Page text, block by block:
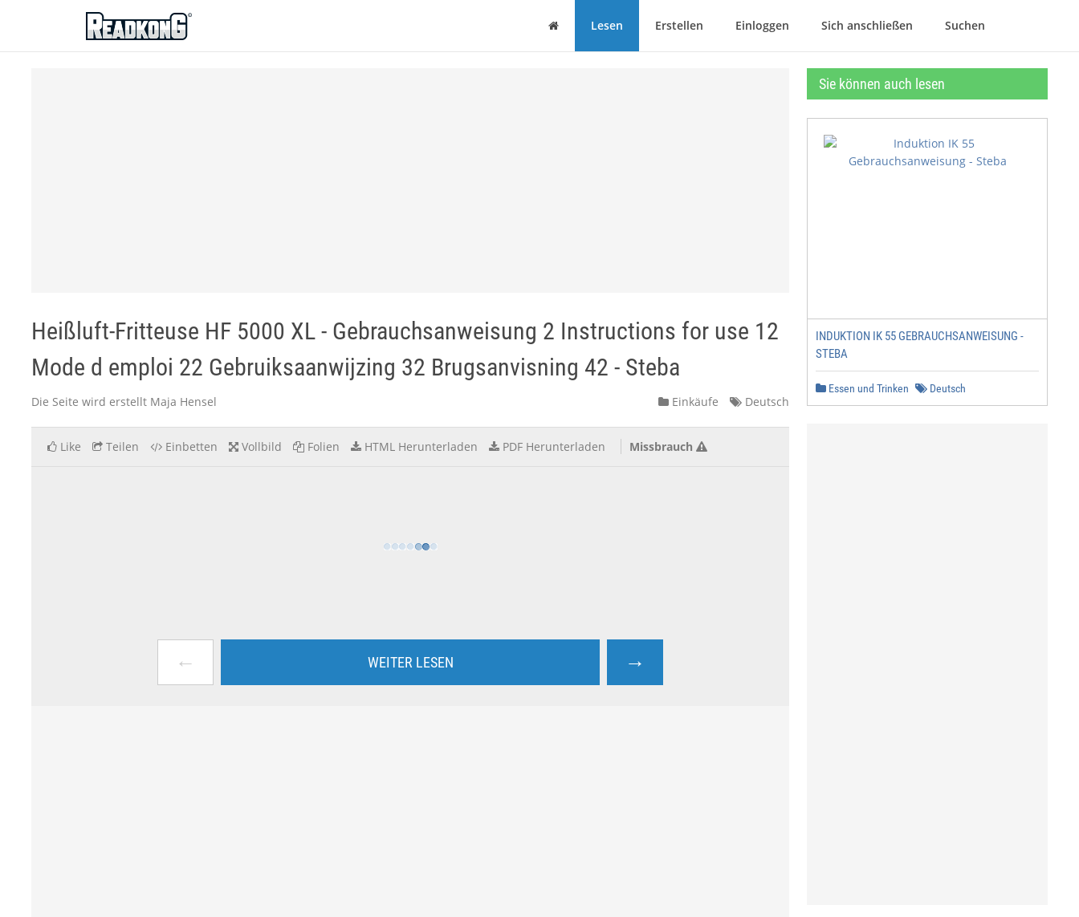
ReadkonG
Haus Lesen Erstellen Einloggen Sich anschließen Suchen
Heißluft-Fritteuse HF 5000 XL - Gebrauchsanweisung 2 Instructions for use 12
Mode d emploi 22 Gebruiksaanwijzing 32 Brugsanvisning 42 - Steba
Die Seite wird erstellt Maja Hensel Einkäufe Deutsch
Like Teilen Einbetten Vollbild Folien HTML Herunterladen PDF Herunterladen Missbrauch
← WEITER LESEN →
Sie können auch lesen
INDUKTION IK 55 GEBRAUCHSANWEISUNG -
STEBA
Essen und Trinken Deutsch